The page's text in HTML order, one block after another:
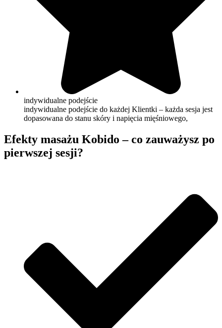
indywidualne podejście
indywidualne podejście do każdej Klientki – każda sesja jest
dopasowana do stanu skóry i napięcia mięśniowego,
Efekty masażu Kobido – co zauważysz po
pierwszej sesji?